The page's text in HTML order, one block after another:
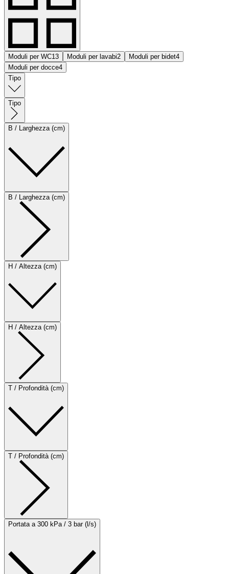
Moduli per WC13 Moduli per lavabi2 Moduli per bidet4
Moduli per docce4
Tipo
Tipo
B / Larghezza (cm)
B / Larghezza (cm)
H / Altezza (cm)
H / Altezza (cm)
T / Profondità (cm)
T / Profondità (cm)
Portata a 300 kPa / 3 bar (l/s)